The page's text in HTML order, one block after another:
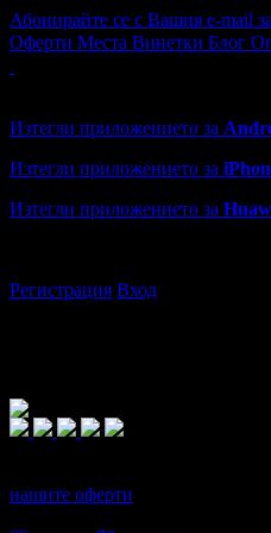
Абонирайте се с Вашия e-mail
Оферти Места Винетки Блог
Изтегли приложението за
Изтегли приложението за
Изтегли приложението за
Регистрация Вход
нашите оферти